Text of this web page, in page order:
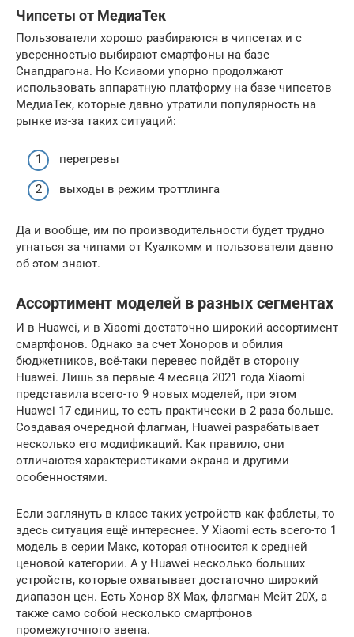
Чипсеты от МедиаТек
Пользователи хорошо разбираются в чипсетах и с
уверенностью выбирают смартфоны на базе
Снапдрагона. Но Ксиаоми упорно продолжают
использовать аппаратную платформу на базе чипсетов
МедиаТек, которые давно утратили популярность на
рынке из-за таких ситуаций:
перегревы
выходы в режим троттлинга
Да и вообще, им по производительности будет трудно
угнаться за чипами от Куалкомм и пользователи давно
об этом знают.
Ассортимент моделей в разных сегментах
И в Huawei, и в Xiaomi достаточно широкий ассортимент
смартфонов. Однако за счет Хоноров и обилия
бюджетников, всё-таки перевес пойдёт в сторону
Huawei. Лишь за первые 4 месяца 2021 года Xiaomi
представила всего-то 9 новых моделей, при этом
Huawei 17 единиц, то есть практически в 2 раза больше.
Создавая очередной флагман, Huawei разрабатывает
несколько его модификаций. Как правило, они
отличаются характеристиками экрана и другими
особенностями.
Если заглянуть в класс таких устройств как фаблеты, то
здесь ситуация ещё интереснее. У Xiaomi есть всего-то 1
модель в серии Макс, которая относится к средней
ценовой категории. А у Huawei несколько больших
устройств, которые охватывает достаточно широкий
диапазон цен. Есть Хонор 8X Max, флагман Мейт 20Х, а
также само собой несколько смартфонов
промежуточного звена.